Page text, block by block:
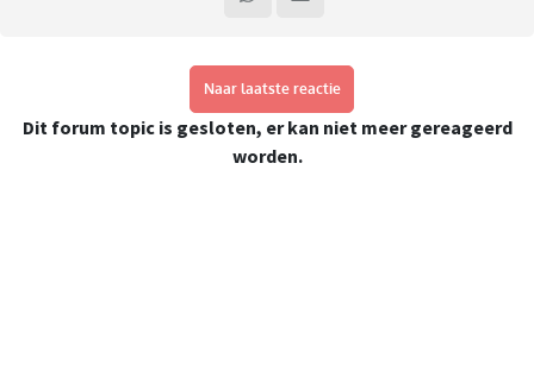
Naar laatste reactie
Dit forum topic is gesloten, er kan niet meer gereageerd
worden.